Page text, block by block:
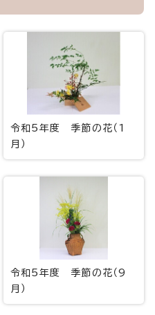
令和5年度 季節の花（1
月）
令和5年度 季節の花（9
月）